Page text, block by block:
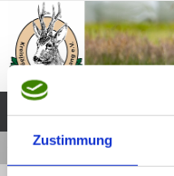
Zustimmung
Inhalt
springen
StartSchiessstand